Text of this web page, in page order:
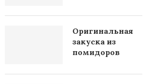
Оригинальная
закуска из
помидоров